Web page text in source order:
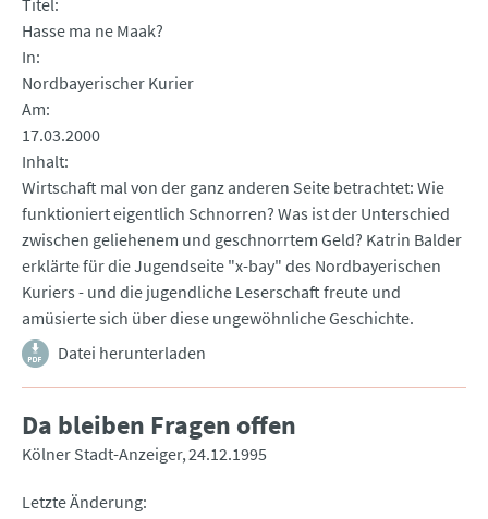
Titel
Hasse ma ne Maak?
In
Nordbayerischer Kurier
Am
17.03.2000
Inhalt
Wirtschaft mal von der ganz anderen Seite betrachtet: Wie
funktioniert eigentlich Schnorren? Was ist der Unterschied
zwischen geliehenem und geschnorrtem Geld? Katrin Balder
erklärte für die Jugendseite "x-bay" des Nordbayerischen
Kuriers - und die jugendliche Leserschaft freute und
amüsierte sich über diese ungewöhnliche Geschichte.
Datei herunterladen
Da bleiben Fragen offen
Kölner Stadt-Anzeiger 24.12.1995
Letzte Änderung